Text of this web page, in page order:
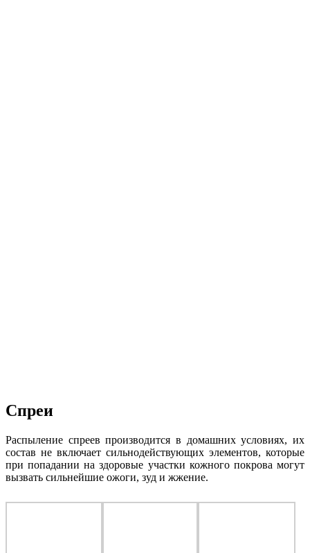
Спреи
Распыление спреев производится в домашних условиях, их
состав не включает сильнодействующих элементов, которые
при попадании на здоровые участки кожного покрова могут
вызвать сильнейшие ожоги, зуд и жжение.